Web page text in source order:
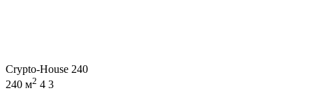
Crypto-House 240
240 м2 4 3